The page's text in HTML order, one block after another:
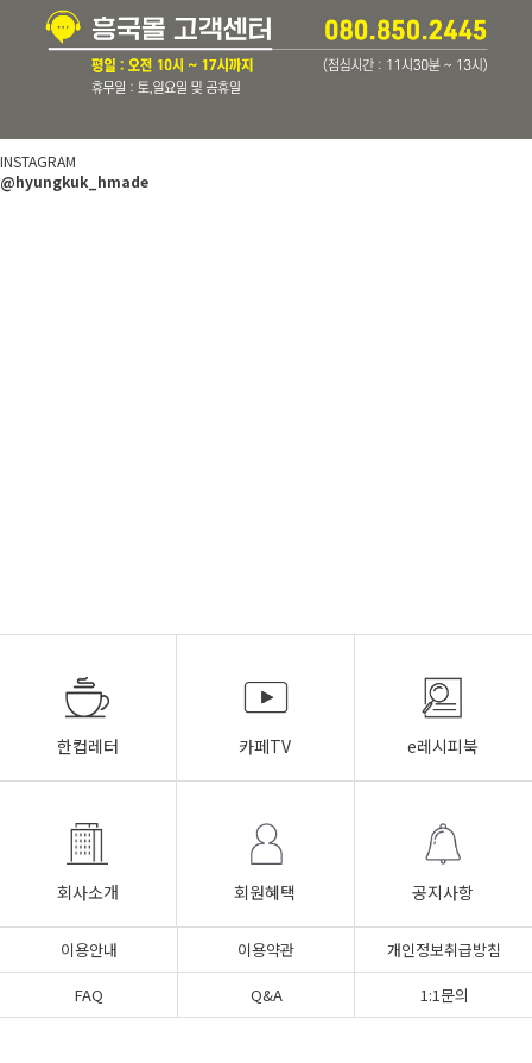
INSTAGRAM
@hyungkuk_hmade
한컵레터 카페TV e레시피북
회사소개 회원혜택 공지사항
이용안내 이용약관
개인정보취급방침
FAQ
Q&A 1:1문의